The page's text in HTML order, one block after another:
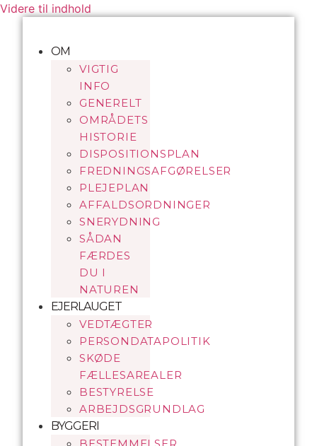
Videre til indhold
OM
VIGTIG
INFO
GENERELT
OMRÅDETS
HISTORIE
DISPOSITIONSPLAN
FREDNINGSAFGØRELSER
PLEJEPLAN
AFFALDSORDNINGER
SNERYDNING
SÅDAN
FÆRDES
DU I
NATUREN
EJERLAUGET
VEDTÆGTER
PERSONDATAPOLITIK
SKØDE
FÆLLESAREALER
BESTYRELSE
ARBEJDSGRUNDLAG
BYGGERI